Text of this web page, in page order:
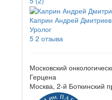
Каприн Андрей
Уролог
5 2 отзыва
Московский
Герцена
Москва, 2-й Боткинский